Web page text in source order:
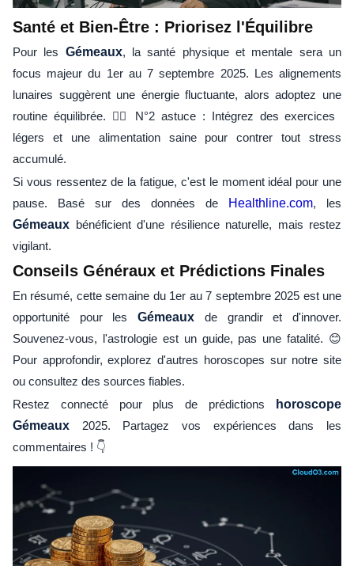
Santé et Bien-Être : Priorisez l'Équilibre
Pour les Gémeaux, la santé physique et mentale sera un
focus majeur du 1er au 7 septembre 2025. Les alignements
lunaires suggèrent une énergie fluctuante, alors adoptez une
routine équilibrée. 🏋️‍♀️ N°2 astuce : Intégrez des exercices
légers et une alimentation saine pour contrer tout stress
accumulé.
Si vous ressentez de la fatigue, c'est le moment idéal pour une
pause. Basé sur des données de
Healthline.com, les
Gémeaux bénéficient d'une résilience naturelle, mais restez
vigilant.
Conseils Généraux et Prédictions Finales
En résumé, cette semaine du 1er au 7 septembre 2025 est une
opportunité pour lesGémeaux de grandir et d'innover.
Souvenez-vous, l'astrologie est un guide, pas une fatalité. 😊
Pour approfondir, explorez d'autres horoscopes sur notre site
ou consultez des sources fiables.
Restez connecté pour plus de prédictions
horoscope
Gémeaux 2025. Partagez vos expériences dans les
commentaires ! 👇